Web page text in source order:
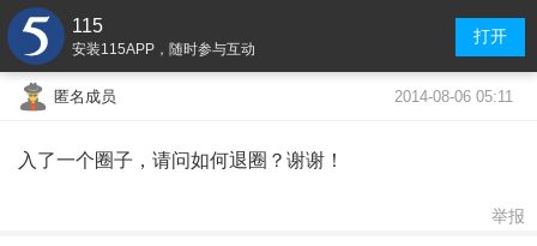
115
安装115APP，随时参与互动
打开
匿名成员 2014-08-06 05:11
入了一个圈子，请问如何退圈？谢谢！
举报